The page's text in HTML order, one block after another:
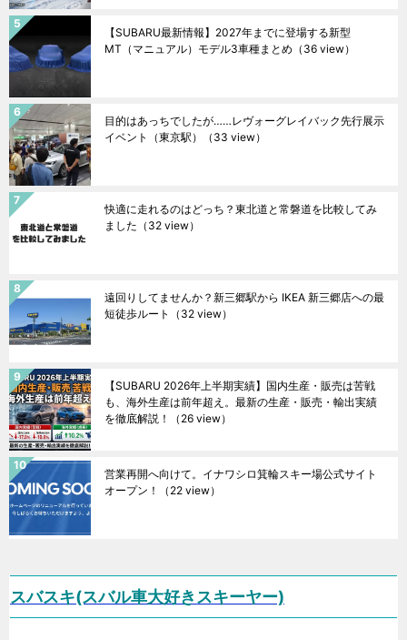
【SUBARU最新情報】2027年までに登場する新型
MT（マニュアル）モデル3車種まとめ （36 view）
目的はあっちでしたが……レヴォーグレイバック先行展示
イベント（東京駅）
（33 view）
快適に走れるのはどっち？東北道と常磐道を比較してみ
ました （32 view）
遠回りしてませんか？新三郷駅から IKEA 新三郷店への最
短徒歩ルート
（32 view）
【SUBARU 2026年上半期実績】国内生産・販売は苦戦
も、海外生産は前年超え。最新の生産・販売・輸出実績
を徹底解説！
（26 view）
営業再開へ向けて。イナワシロ箕輪スキー場公式サイト
オープン！
（22 view）
スバスキ(スバル車大好きスキーヤー)